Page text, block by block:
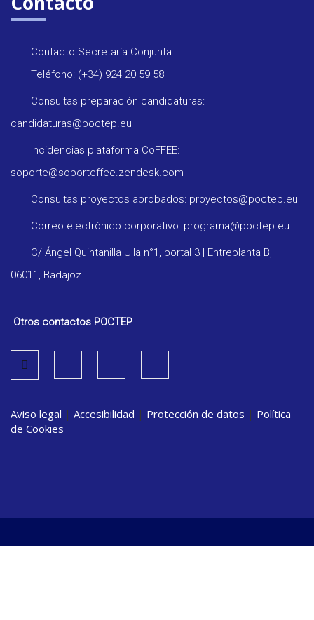
Contacto Secretaría Conjunta:
Teléfono: (+34) 924 20 59 58
Consultas preparación candidaturas:
candidaturas@poctep.eu
Incidencias plataforma CoFFEE:
soporte@soporteffee.zendesk.com
Consultas proyectos aprobados: proyectos@poctep.eu
Correo electrónico corporativo: programa@poctep.eu
C/ Ángel Quintanilla Ulla n°1, portal 3 | Entreplanta B,
06011, Badajoz
Otros contactos POCTEP
Aviso legal | Accesibilidad | Protección de datos | Política
de Cookies